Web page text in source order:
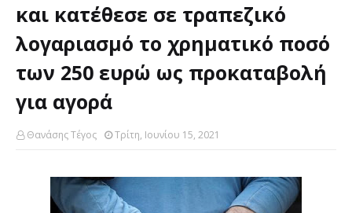
και κατέθεσε σε τραπεζικό
λογαριασμό το χρηματικό ποσό
των 250 ευρώ ως προκαταβολή
για αγορά
Θανάσης Τέγος Τρίτη, Ιουνίου 15, 2021